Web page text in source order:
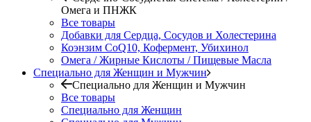
Омега и ПНЖК
Все товары
Добавки для Сердца, Сосудов и Холестерина
Коэнзим CoQ10, Кофермент, Убихинол
Омега / Жирные Кислоты / Пищевые Масла
Специально для Женщин и Мужчин
Специально для Женщин и Мужчин
Все товары
Специально для Женщин